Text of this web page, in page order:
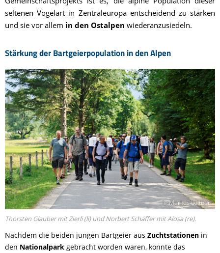
seltenen Vogelart in Zentraleuropa entscheidend zu stärken
und sie vor allem in den Ostalpen wiederanzusiedeln.
Stärkung der Bartgeierpopulation in den Alpen
© Markus Leitner
Thorsten Glauber mit Zierli (li) und Norbert Schäffer mit Alosa (re).
Nachdem die beiden jungen Bartgeier aus Zuchtstationen in
den Nationalpark gebracht worden waren, konnte das